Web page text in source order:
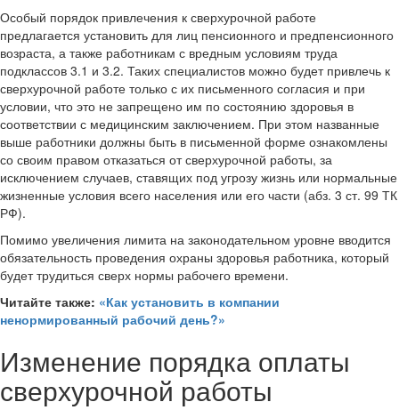
Особый порядок привлечения к сверхурочной работе
предлагается установить для лиц пенсионного и предпенсионного
возраста, а также работникам с вредным условиям труда
подклассов 3.1 и 3.2. Таких специалистов можно будет привлечь к
сверхурочной работе только с их письменного согласия и при
условии, что это не запрещено им по состоянию здоровья в
соответствии с медицинским заключением. При этом названные
выше работники должны быть в письменной форме ознакомлены
со своим правом отказаться от сверхурочной работы, за
исключением случаев, ставящих под угрозу жизнь или нормальные
жизненные условия всего населения или его части (абз. 3 ст. 99 ТК
РФ).
Помимо увеличения лимита на законодательном уровне вводится
обязательность проведения охраны здоровья работника, который
будет трудиться сверх нормы рабочего времени.
Читайте также: «Как установить в компании
ненормированный рабочий день?»
Изменение порядка оплаты
сверхурочной работы